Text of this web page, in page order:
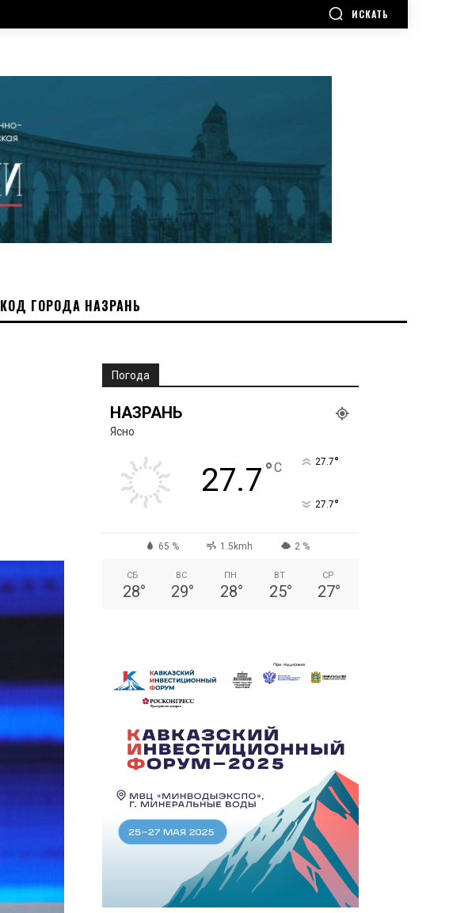
ИСКАТЬ
ГОРОДА НАЗРАНЬ
Погода
НАЗРАНЬ
Ясно
27.7°C 27.7°
27.7°
65 % 1.5kmh 2 %
СБ
28°
ВС
29°
ПН
28°
ВТ
25°
СР
27°